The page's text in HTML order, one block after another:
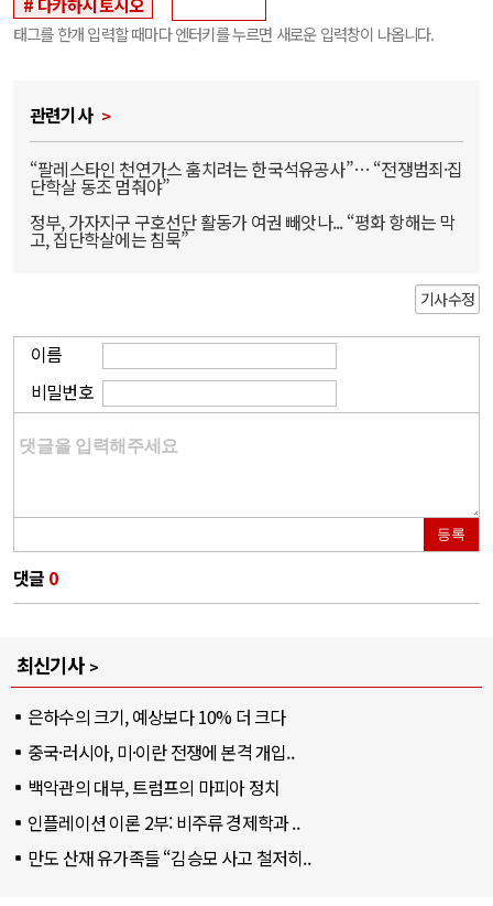
태그를 한개 입력할 때마다 엔터키를 누르면 새로운 입력창이 나옵니다.
관련기사
“팔레스타인 천연가스 훔치려는 한국석유공사”… “전쟁범죄·집
단학살 동조 멈춰야”
정부, 가자지구 구호선단 활동가 여권 빼앗나... “평화 항해는 막
고, 집단학살에는 침묵”
기사수정
이름
비밀번호
등록
댓글 0
최신기사
은하수의 크기, 예상보다 10% 더 크다
중국·러시아, 미·이란 전쟁에 본격 개입..
백악관의 대부, 트럼프의 마피아 정치
인플레이션 이론 2부: 비주류 경제학과 ..
만도 산재 유가족들 “김승모 사고 철저히..